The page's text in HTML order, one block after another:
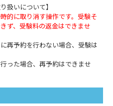
扱いについて】
的に取り消す操作です。受験そ
ず、受験料の返金はできませ
再予約を行わない場合、受験は
った場合、再予約はできませ